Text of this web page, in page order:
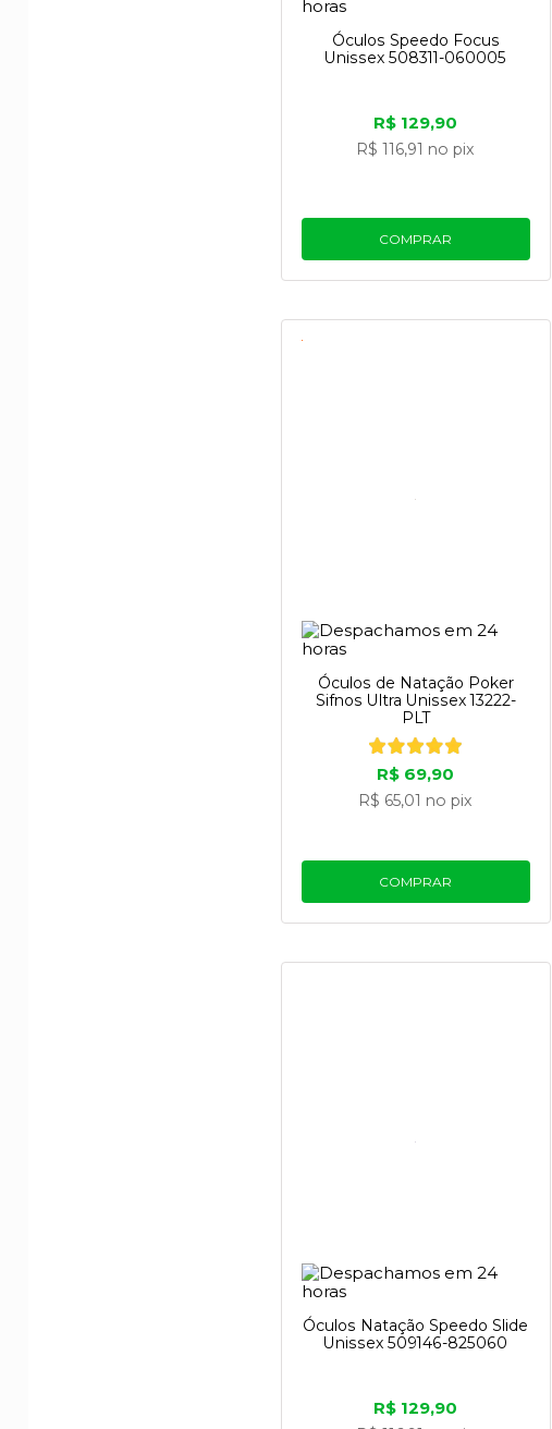
Óculos Speedo Focus
Unissex 508311-060005
R$ 129,90
R$ 116,91 no pix
COMPRAR
Óculos de Natação Poker
Sifnos Ultra Unissex 13222-
PLT
R$ 69,90
R$ 65,01 no pix
COMPRAR
Óculos Natação Speedo Slide
Unissex 509146-825060
R$ 129,90